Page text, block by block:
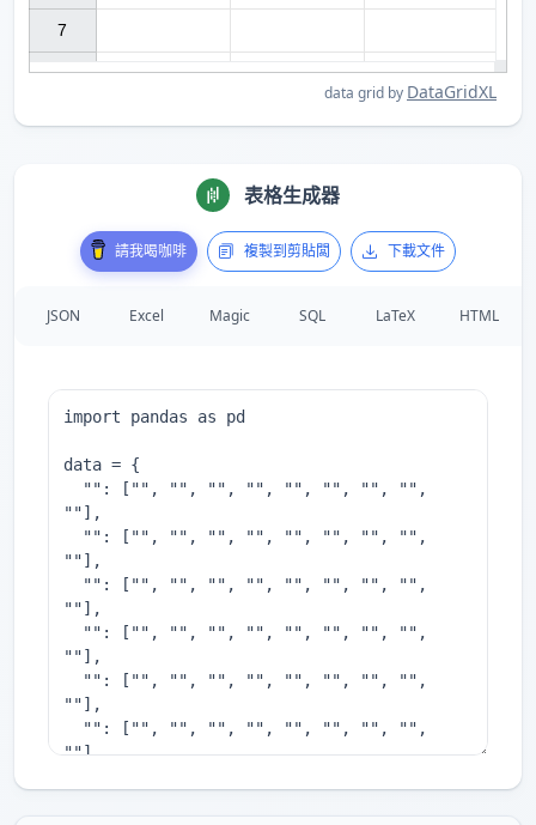
7
data grid by DataGridXL
表格生成器
請我喝咖啡 複製到剪貼闆 下載文件
JSON Excel Magic SQL LaTeX HTML